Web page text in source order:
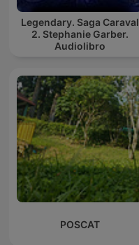
Legendary. Saga Caraval
2. Stephanie Garber.
Audiolibro
POSCAT